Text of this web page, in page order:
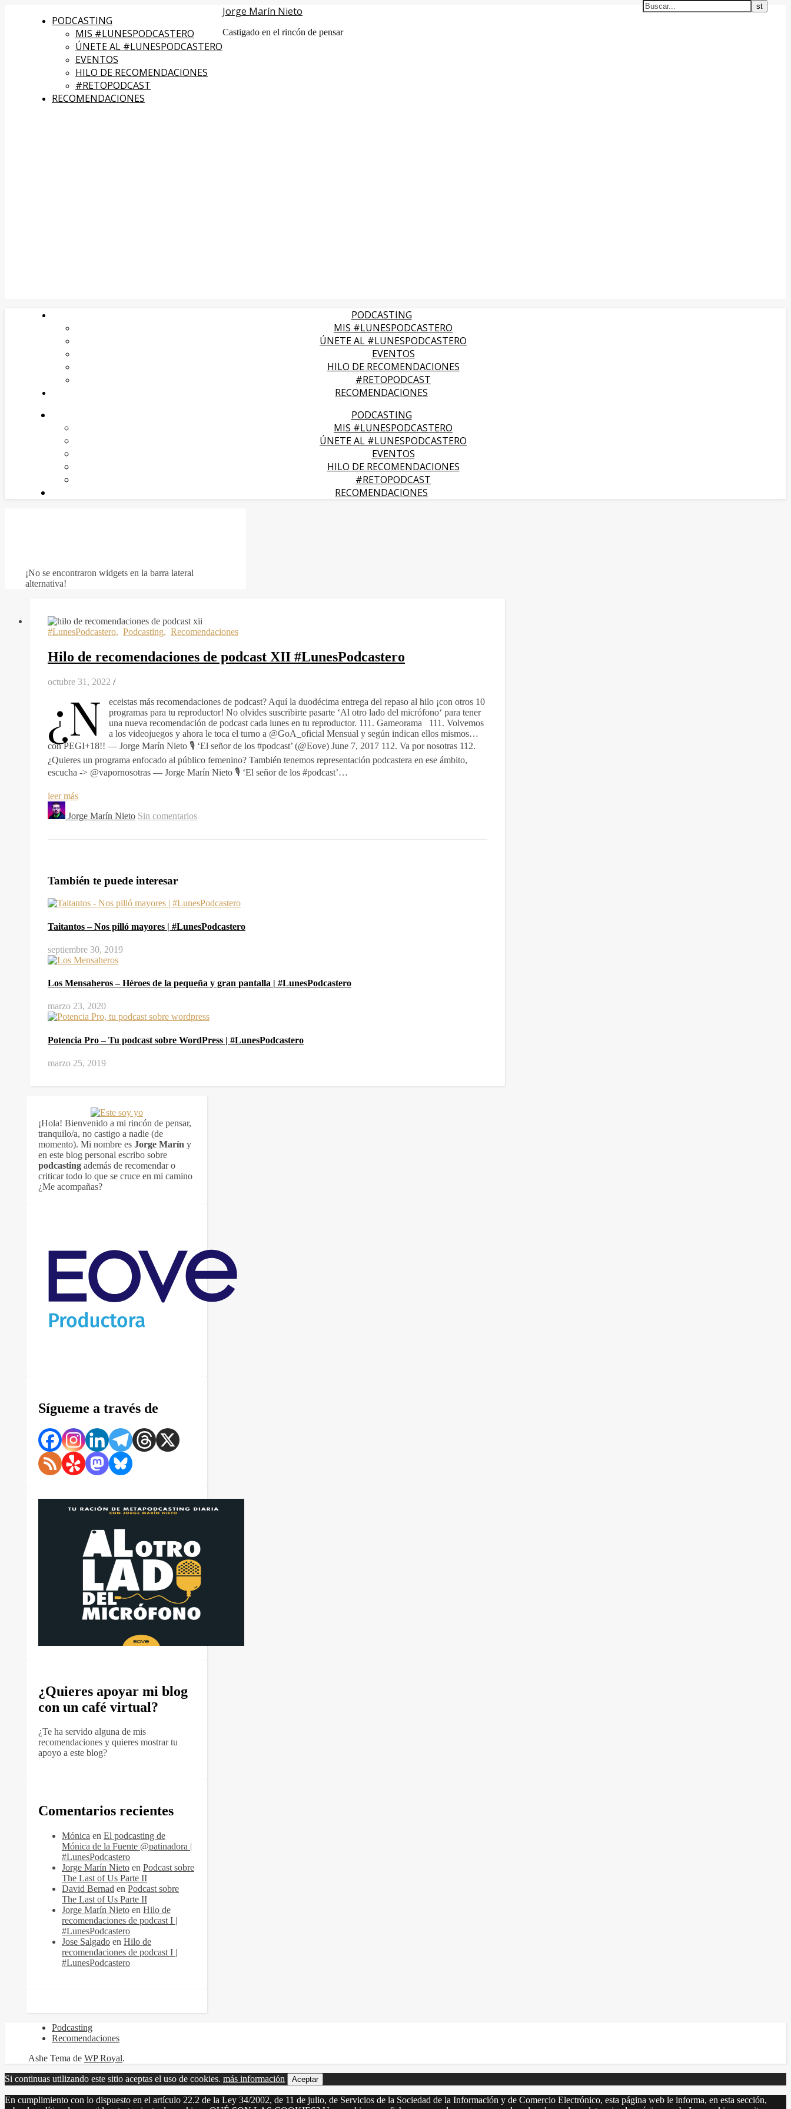
PODCASTING
MIS #LUNESPODCASTERO
ÚNETE AL #LUNESPODCASTERO
EVENTOS
HILO DE RECOMENDACIONES
#RETOPODCAST
RECOMENDACIONES
Jorge Marín Nieto
Castigado en el rincón de pensar
PODCASTING
MIS #LUNESPODCASTERO
ÚNETE AL #LUNESPODCASTERO
EVENTOS
HILO DE RECOMENDACIONES
#RETOPODCAST
RECOMENDACIONES
PODCASTING
MIS #LUNESPODCASTERO
ÚNETE AL #LUNESPODCASTERO
EVENTOS
HILO DE RECOMENDACIONES
#RETOPODCAST
RECOMENDACIONES
¡No se encontraron widgets en la barra lateral
alternativa!
#LunesPodcastero, Podcasting, Recomendaciones
Hilo de recomendaciones de podcast XII #LunesPodcastero
octubre 31, 2022 /
¿N
eceistas más recomendaciones de podcast? Aquí la duodécima entrega del repaso al hilo ¡con otros 10
programas para tu reproductor! No olvides suscribirte pasarte ‘Al otro lado del micrófono‘ para tener
una nueva recomendación de podcast cada lunes en tu reproductor. 111. Gameorama 111. Volvemos
a los videojuegos y ahora le toca el turno a @GoA_oficial Mensual y según indican ellos mismos…
con PEGI+18!! — Jorge Marín Nieto 🎙️ ‘El señor de los #podcast’ (@Eove) June 7, 2017 112. Va por nosotras 112.
¿Quieres un programa enfocado al público femenino? También tenemos representación podcastera en ese ámbito,
escucha -> @vapornosotras — Jorge Marín Nieto 🎙️ ‘El señor de los #podcast’…
leer más
Jorge Marín Nieto Sin comentarios
También te puede interesar
Taitantos – Nos pilló mayores | #LunesPodcastero
septiembre 30, 2019
Los Mensaheros – Héroes de la pequeña y gran pantalla | #LunesPodcastero
marzo 23, 2020
Potencia Pro – Tu podcast sobre WordPress | #LunesPodcastero
marzo 25, 2019
¡Hola! Bienvenido a mi rincón de pensar,
tranquilo/a, no castigo a nadie (de
momento). Mi nombre es Jorge Marín y
en este blog personal escribo sobre
podcasting además de recomendar o
criticar todo lo que se cruce en mi camino
¿Me acompañas?
Sígueme a través de
¿Quieres apoyar mi blog
con un café virtual?
¿Te ha servido alguna de mis
recomendaciones y quieres mostrar tu
apoyo a este blog?
Comentarios recientes
Mónica en El podcasting de
Mónica de la Fuente @patinadora |
#LunesPodcastero
Jorge Marín Nieto en Podcast sobre
The Last of Us Parte II
David Bernad en Podcast sobre
The Last of Us Parte II
Jorge Marín Nieto en Hilo de
recomendaciones de podcast I |
#LunesPodcastero
Jose Salgado en Hilo de
recomendaciones de podcast I |
#LunesPodcastero
Podcasting
Recomendaciones
Ashe Tema de WP Royal.
Si continuas utilizando este sitio aceptas el uso de cookies. más información Aceptar
En cumplimiento con lo dispuesto en el artículo 22.2 de la Ley 34/2002, de 11 de julio, de Servicios de la Sociedad de la Información y de Comercio Electrónico, esta página web le informa, en esta sección,